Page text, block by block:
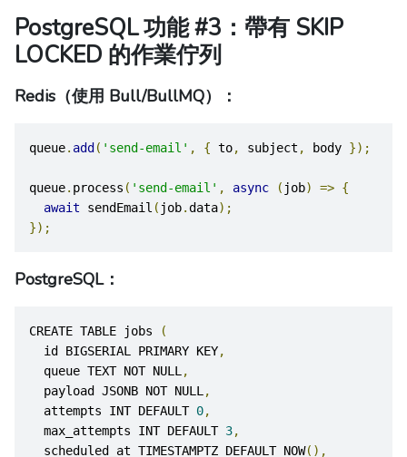
PostgreSQL 功能 #3：帶有 SKIP
LOCKED 的作業佇列
Redis（使用 Bull/BullMQ）：
queue. add ( 'send-email' , { to, subject , body });
queue. process ( 'send-email' , async ( job) => {
await sendEmail ( job.data);
});
PostgreSQL：
CREATE TABLE jobs
(
  id BIGSERIAL PRIMARY KEY
,
  queue TEXT NOT NULL
,
  payload JSONB NOT NULL
,
  attempts INT DEFAULT
0,
  max_attempts INT DEFAULT
3,
  scheduled_at TIMESTAMPTZ DEFAULT NOW
(),